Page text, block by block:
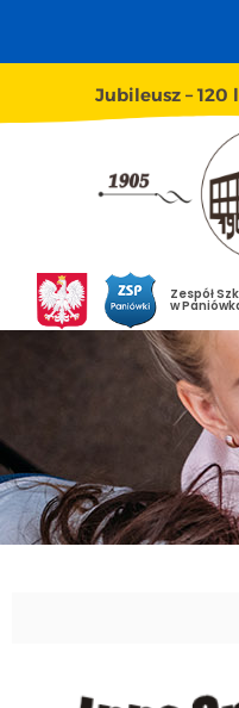
Jubileusz – 120
Zespół
w